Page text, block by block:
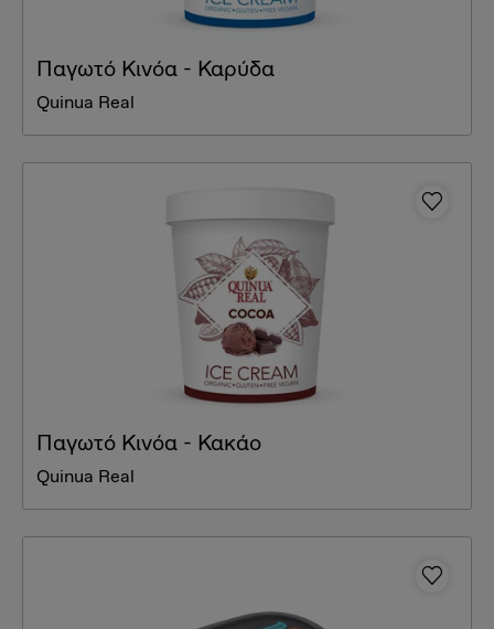
Παγωτό Κινόα - Καρύδα
Quinua Real
Παγωτό Κινόα - Κακάο
Quinua Real